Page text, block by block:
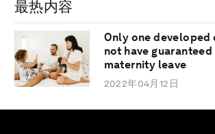
最热内容
Only one developed
not have guaranteed
maternity leave
2022年04月12日